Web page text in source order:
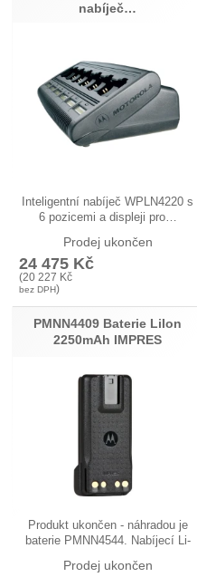
nabíječ…
Inteligentní nabíječ WPLN4220 s
6 pozicemi a displeji pro…
Prodej ukončen
24 475 Kč
(20 227 Kč
bez DPH)
PMNN4409 Baterie LiIon
2250mAh IMPRES
Produkt ukončen - náhradou je
baterie PMNN4544. Nabíjecí Li-
Prodej ukončen